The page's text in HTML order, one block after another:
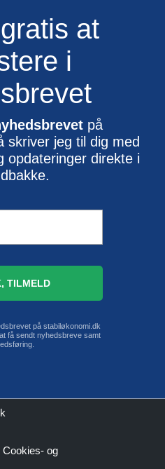
at
i
på
skriver jeg til dig med
opdateringer direkte i
på stabiløkonomi.dk
få sendt nyhedsbreve samt
Cookies- og